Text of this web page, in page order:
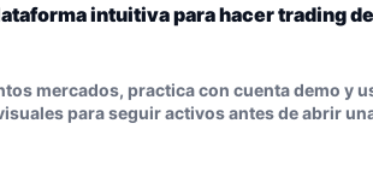
intuitiva para hacer trading
mercados, practica con cuenta demo y
para seguir activos antes de abrir